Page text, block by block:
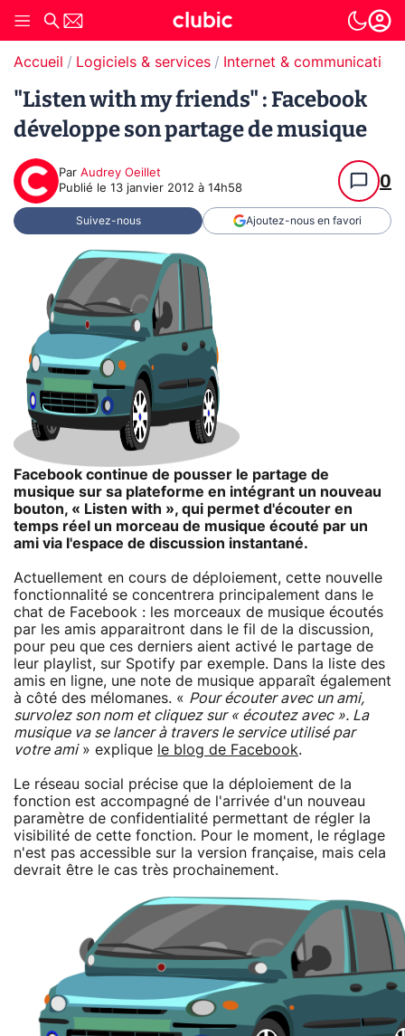
Accueil Logiciels & services Internet & communication
"Listen with my friends" : Facebook
développe son partage de musique
Par Audrey Oeillet
Publié le 13 janvier 2012 à 14h58 0
Suivez-nous Ajoutez-nous en favori
Facebook continue de pousser le partage de
musique sur sa plateforme en intégrant un nouveau
bouton, « Listen with », qui permet d'écouter en
temps réel un morceau de musique écouté par un
ami via l'espace de discussion instantané.
Actuellement en cours de déploiement, cette nouvelle
fonctionnalité se concentrera principalement dans le
chat de Facebook : les morceaux de musique écoutés
par les amis apparaitront dans le fil de la discussion,
pour peu que ces derniers aient activé le partage de
leur playlist, sur Spotify par exemple. Dans la liste des
amis en ligne, une note de musique apparaît également
à côté des mélomanes. « Pour écouter avec un ami,
survolez son nom et cliquez sur « écoutez avec ». La
musique va se lancer à travers le service utilisé par
votre ami» explique le blog de Facebook.
Le réseau social précise que la déploiement de la
fonction est accompagné de l'arrivée d'un nouveau
paramètre de confidentialité permettant de régler la
visibilité de cette fonction. Pour le moment, le réglage
n'est pas accessible sur la version française, mais cela
devrait être le cas très prochainement.